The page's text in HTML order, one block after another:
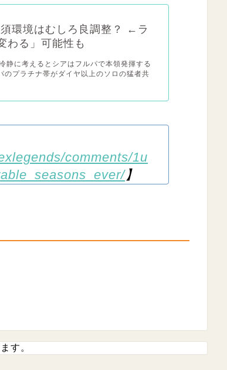
須環境はむしろ良調整？ ←ラ
わる」可能性も
静に考えるとシアはフルパで本領発揮する
のプラチナ帯がダイヤ以上のソロの猛者共
comments/1u
】
す。